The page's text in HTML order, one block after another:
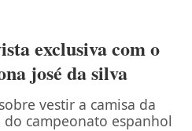
exclusiva com o
josé da silva
vestir a camisa da
campeonato espanhol